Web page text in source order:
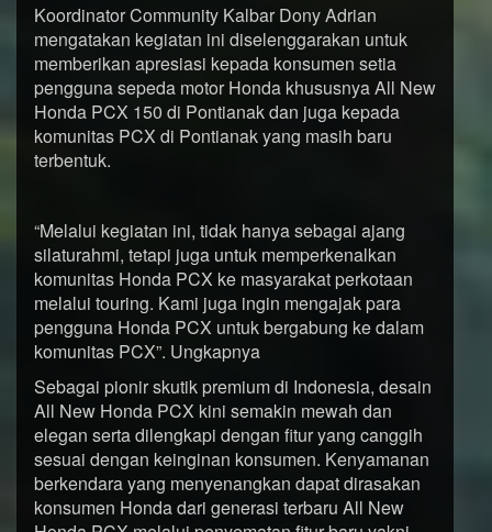
Koordinator Community Kalbar Dony Adrian
mengatakan kegiatan ini diselenggarakan untuk
memberikan apresiasi kepada konsumen setia
pengguna sepeda motor Honda khususnya All New
Honda PCX 150 di Pontianak dan juga kepada
komunitas PCX di Pontianak yang masih baru
terbentuk.
“Melalui kegiatan ini, tidak hanya sebagai ajang
silaturahmi, tetapi juga untuk memperkenalkan
komunitas Honda PCX ke masyarakat perkotaan
melalui touring. Kami juga ingin mengajak para
pengguna Honda PCX untuk bergabung ke dalam
komunitas PCX”. Ungkapnya
Sebagai pionir skutik premium di Indonesia, desain
All New Honda PCX kini semakin mewah dan
elegan serta dilengkapi dengan fitur yang canggih
sesuai dengan keinginan konsumen. Kenyamanan
berkendara yang menyenangkan dapat dirasakan
konsumen Honda dari generasi terbaru All New